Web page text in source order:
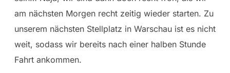
am nächsten Morgen recht zeitig wieder starten. Zu
unserem nächsten Stellplatz in Warschau ist es nicht
weit, sodass wir bereits nach einer halben Stunde
Fahrt ankommen.